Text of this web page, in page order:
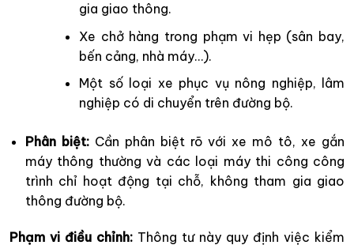
gia giao thông.
Xe chở hàng trong phạm vi hẹp (sân bay,
bến cảng, nhà máy…).
Một số loại xe phục vụ nông nghiệp, lâm
nghiệp có di chuyển trên đường bộ.
Phân biệt:Cần phân biệt rõ với xe mô tô, xe gắn
máy thông thường và các loại máy thi công công
trình chỉ hoạt động tại chỗ, không tham gia giao
thông đường bộ.
Phạm vi điều chỉnh: Thông tư này quy định việc kiểm